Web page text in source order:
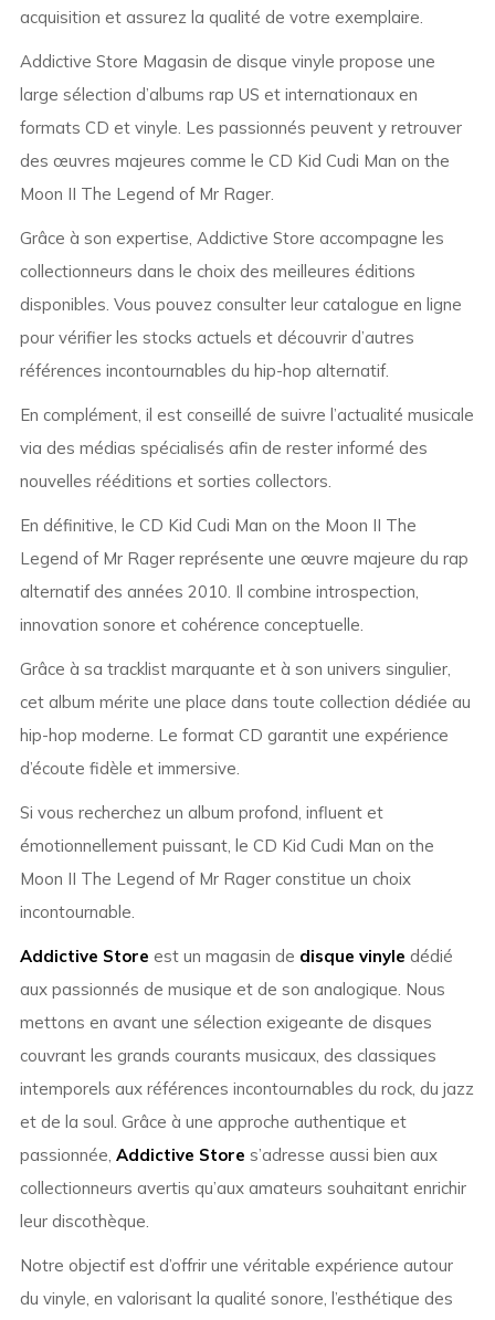
acquisition et assurez la qualité de votre exemplaire.
Addictive Store Magasin de disque vinyle propose une
large sélection d’albums rap US et internationaux en
formats CD et vinyle. Les passionnés peuvent y retrouver
des œuvres majeures comme le CD Kid Cudi Man on the
Moon II The Legend of Mr Rager.
Grâce à son expertise, Addictive Store accompagne les
collectionneurs dans le choix des meilleures éditions
disponibles. Vous pouvez consulter leur catalogue en ligne
pour vérifier les stocks actuels et découvrir d’autres
références incontournables du hip-hop alternatif.
En complément, il est conseillé de suivre l’actualité musicale
via des médias spécialisés afin de rester informé des
nouvelles rééditions et sorties collectors.
En définitive, le CD Kid Cudi Man on the Moon II The
Legend of Mr Rager représente une œuvre majeure du rap
alternatif des années 2010. Il combine introspection,
innovation sonore et cohérence conceptuelle.
Grâce à sa tracklist marquante et à son univers singulier,
cet album mérite une place dans toute collection dédiée au
hip-hop moderne. Le format CD garantit une expérience
d’écoute fidèle et immersive.
Si vous recherchez un album profond, influent et
émotionnellement puissant, le CD Kid Cudi Man on the
Moon II The Legend of Mr Rager constitue un choix
incontournable.
Addictive Store est un magasin de disque vinyle dédié
aux passionnés de musique et de son analogique. Nous
mettons en avant une sélection exigeante de disques
couvrant les grands courants musicaux, des classiques
intemporels aux références incontournables du rock, du jazz
et de la soul. Grâce à une approche authentique et
passionnée, Addictive Store s’adresse aussi bien aux
collectionneurs avertis qu’aux amateurs souhaitant enrichir
leur discothèque.
Notre objectif est d’offrir une véritable expérience autour
du vinyle, en valorisant la qualité sonore, l’esthétique des